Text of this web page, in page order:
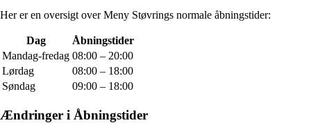
Her er en oversigt over Meny Støvrings normale åbningstider:
Dag
Åbningstider
Mandag-fredag 08:00 – 20:00
Lørdag
08:00 – 18:00
Søndag
09:00 – 18:00
Ændringer i Åbningstider